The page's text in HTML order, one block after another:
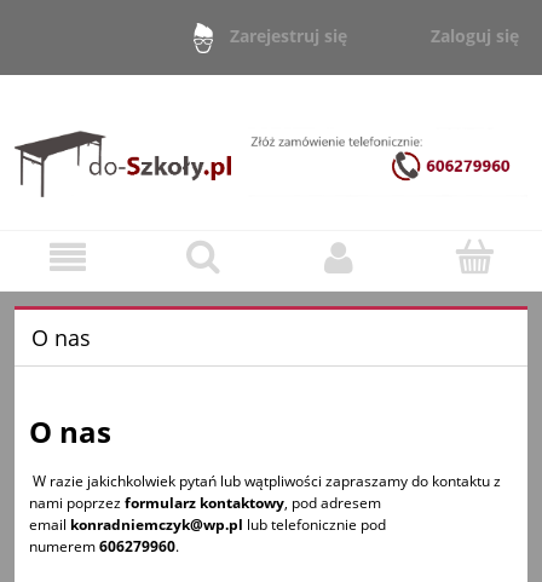
Zarejestruj się Zaloguj się
O nas
O nas
W razie jakichkolwiek pytań lub wątpliwości zapraszamy do kontaktu z
nami poprzezformularz kontaktowy, pod adresem
email konradniemczyk@wp.pl lub telefonicznie pod
numerem606279960.